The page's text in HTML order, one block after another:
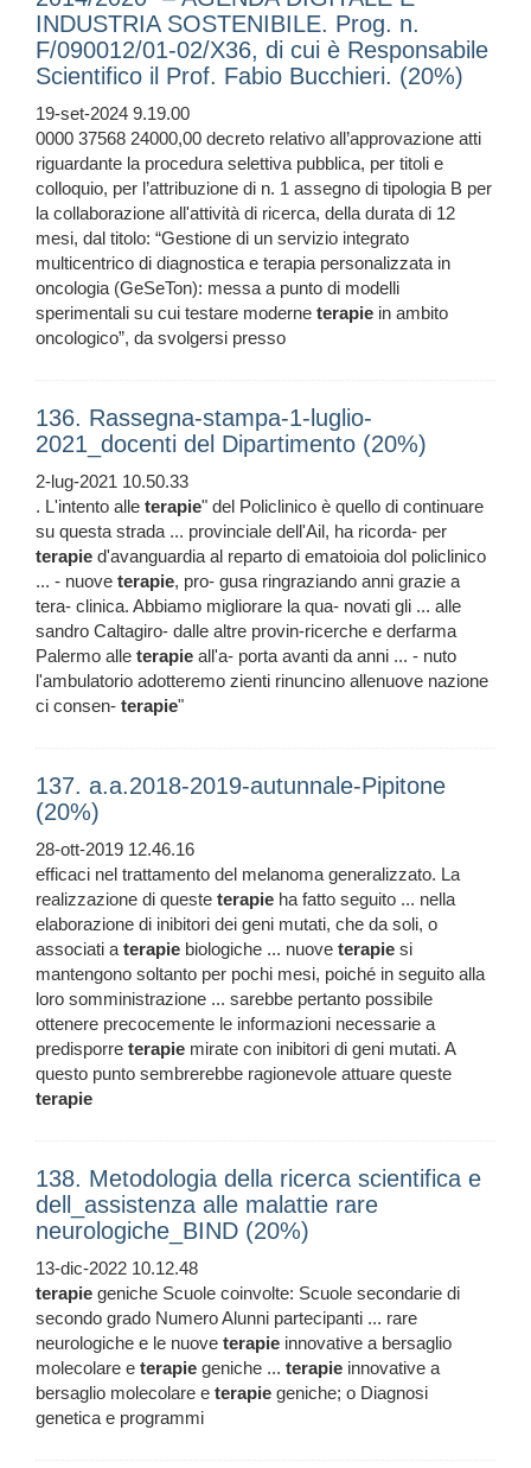
INDUSTRIA SOSTENIBILE. Prog. n.
F/090012/01-02/X36, di cui è Responsabile
Scientifico il Prof. Fabio Bucchieri. (20%)
19-set-2024 9.19.00
0000 37568 24000,00 decreto relativo all’approvazione atti
riguardante la procedura selettiva pubblica, per titoli e
colloquio, per l’attribuzione di n. 1 assegno di tipologia B per
la collaborazione all'attività di ricerca, della durata di 12
mesi, dal titolo: “Gestione di un servizio integrato
multicentrico di diagnostica e terapia personalizzata in
oncologia (GeSeTon): messa a punto di modelli
sperimentali su cui testare moderne terapie in ambito
oncologico”, da svolgersi presso
136. Rassegna-stampa-1-luglio-
2021_docenti del Dipartimento (20%)
2-lug-2021 10.50.33
. L'intento alle terapie" del Policlinico è quello di continuare
su questa strada ... provinciale dell'Ail, ha ricorda- per
terapie d'avanguardia al reparto di ematoioia dol policlinico
... - nuove terapie, pro- gusa ringraziando anni grazie a
tera- clinica. Abbiamo migliorare la qua- novati gli ... alle
sandro Caltagiro- dalle altre provin-ricerche e derfarma
Palermo alle terapie all'a- porta avanti da anni ... - nuto
l'ambulatorio adotteremo zienti rinuncino allenuove nazione
ci consen- terapie"
137. a.a.2018-2019-autunnale-Pipitone
(20%)
28-ott-2019 12.46.16
efficaci nel trattamento del melanoma generalizzato. La
realizzazione di queste terapie ha fatto seguito ... nella
elaborazione di inibitori dei geni mutati, che da soli, o
associati aterapie biologiche ... nuove terapie si
mantengono soltanto per pochi mesi, poiché in seguito alla
loro somministrazione ... sarebbe pertanto possibile
ottenere precocemente le informazioni necessarie a
predisporre terapie mirate con inibitori di geni mutati. A
questo punto sembrerebbe ragionevole attuare queste
terapie
138. Metodologia della ricerca scientifica e
dell_assistenza alle malattie rare
neurologiche_BIND (20%)
13-dic-2022 10.12.48
terapie geniche Scuole coinvolte: Scuole secondarie di
secondo grado Numero Alunni partecipanti ... rare
neurologiche e le nuove terapie innovative a bersaglio
molecolare e terapie geniche ... terapie innovative a
bersaglio molecolare e terapie geniche; o Diagnosi
genetica e programmi